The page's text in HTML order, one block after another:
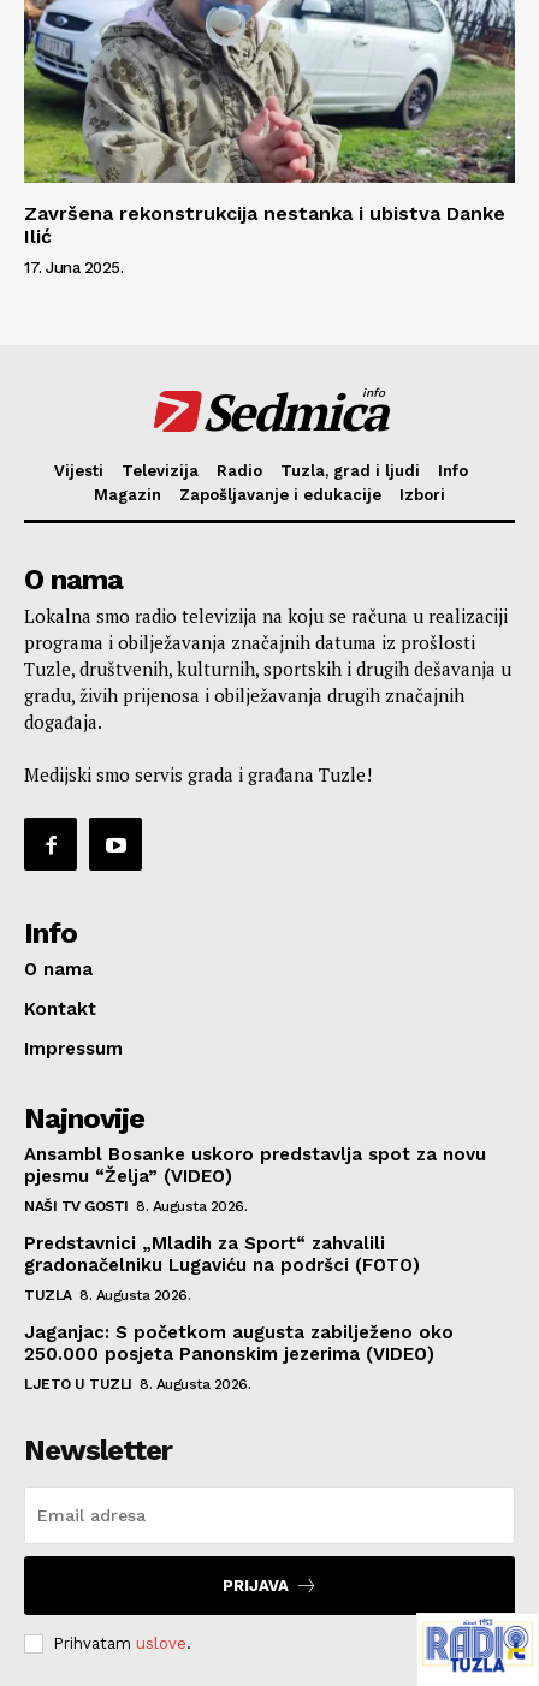
Završena rekonstrukcija nestanka i ubistva Danke
Ilić
17. Juna 2025.
Sedmica
info
Vijesti Televizija Radio Tuzla, grad i ljudi
Info
Magazin
Zapošljavanje i edukacije Izbori
O nama
Lokalna smo radio televizija na koju se računa u realizaciji
programa i obilježavanja značajnih datuma iz prošlosti
Tuzle, društvenih, kulturnih, sportskih i drugih dešavanja u
gradu, živih prijenosa i obilježavanja drugih značajnih
događaja.
Medijski smo servis grada i građana Tuzle!
Info
O nama
Kontakt
Impressum
Najnovije
Ansambl Bosanke uskoro predstavlja spot za novu
pjesmu “Želja” (VIDEO)
NAŠI TV GOSTI 8. Augusta 2026.
Predstavnici „Mladih za Sport“ zahvalili
gradonačelniku Lugaviću na podršci (FOTO)
TUZLA 8. Augusta 2026.
Jaganjac: S početkom augusta zabilježeno oko
250.000 posjeta Panonskim jezerima (VIDEO)
LJETO U TUZLI 8. Augusta 2026.
Newsletter
PRIJAVA
Prihvatam uslove.